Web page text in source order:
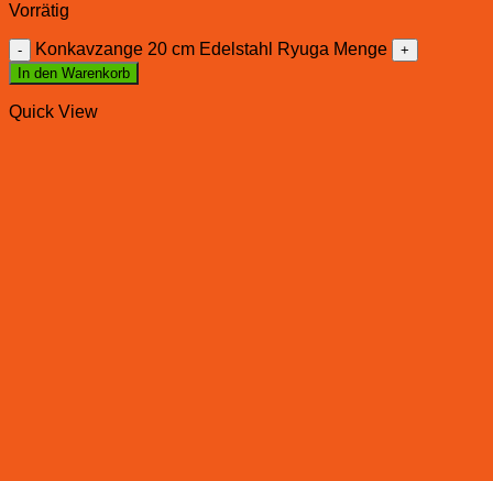
Vorrätig
Konkavzange 20 cm Edelstahl Ryuga Menge
In den Warenkorb
Quick View